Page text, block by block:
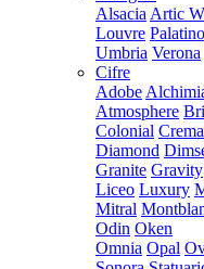
Alsacia Artic
Louvre Palatino
Umbria Verona
Cifre
Adobe
Atmosphere
Colonial
Diamond
Granite Gravity
Liceo Luxury
Mitral
Odin Oken
Omnia Opal